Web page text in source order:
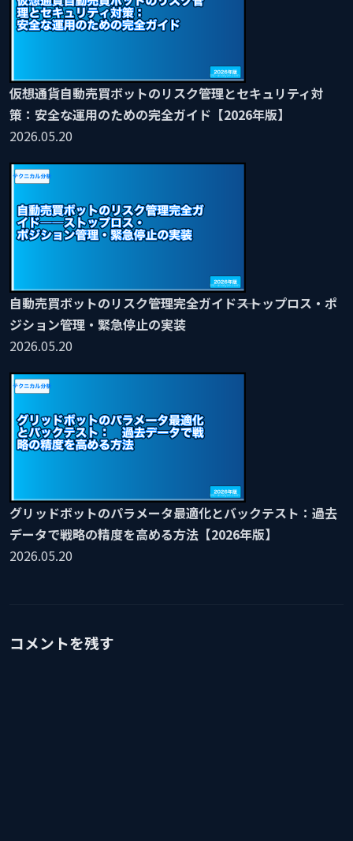
仮想通貨自動売買ボットのリスク管理とセキュリティ対
策：安全な運用のための完全ガイド【2026年版】
2026.05.20
自動売買ボットのリスク管理完全ガイド――ストップロス・ポ
ジション管理・緊急停止の実装
2026.05.20
グリッドボットのパラメータ最適化とバックテスト：過去
データで戦略の精度を高める方法【2026年版】
2026.05.20
コメントを残す